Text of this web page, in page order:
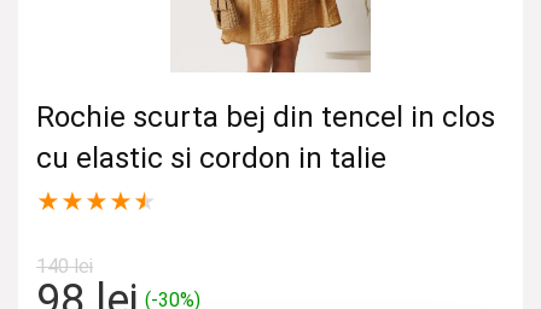
Rochie scurta bej din tencel in clos
cu elastic si cordon in talie
★★★★★
140lei
(-30%)